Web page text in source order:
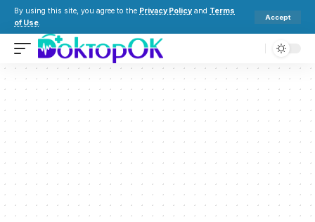
By using this site, you agree to the Privacy Policy and Terms
of Use.
Accept